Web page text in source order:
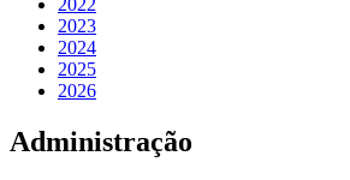
2023
2024
2025
2026
Administração